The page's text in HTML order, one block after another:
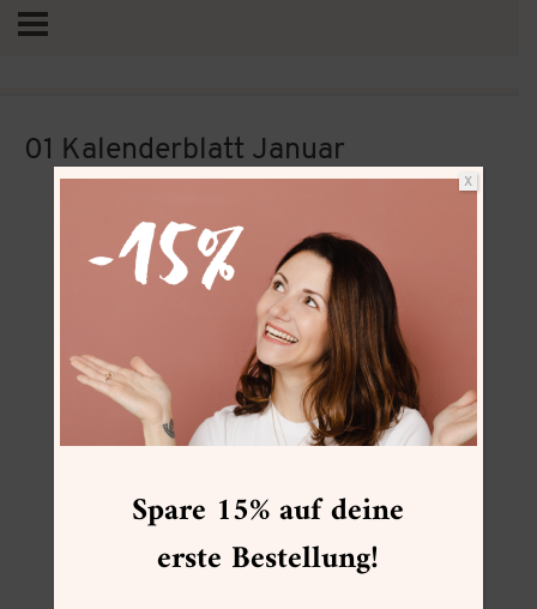
01 Kalenderblatt Januar
Vertrag widerrufen
Spare 15% auf deine
erste Bestellung!
X